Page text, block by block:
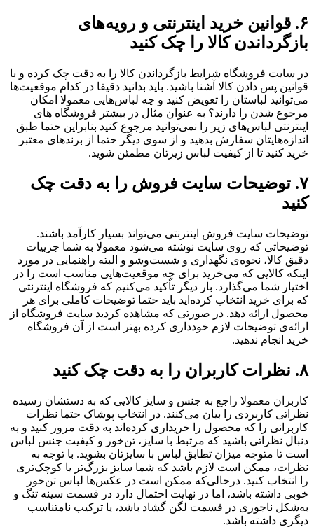
۶. قوانین خرید اینترنتی و رویه‌های
بازگرداندن کالا را چک کنید
در سایت فروشگاه شرایط بازگرداندن کالا را به دقت چک کرده و با
قوانین پس دادن کالا آشنا باشید. باید بدانید دقیقا در کدام موقعیت‌ها
می‌توانید لباستان را تعویض کنید و چه لباس‌هایی معمولا امکان
مرجوع شدن را دارند؟ به عنوان مثال در بیشتر فروشگاه های
اینترنتی لباس‌های زیر را نمی‌توانید مرجوع کنید بنابراین حتما طبق
اندازه‌هایتان سفارش بدهید و از سوی دیگر حتما از برندهای معتبر
خرید کنید تا از کیفیت لباس زیرتان مطمئن شوید.
۷. توضیحات سایت فروش را به دقت چک
کنید
توضیحات سایت فروش اینترنتی می‌تواند بسیار کارآمد باشند.
توضیحاتی که روی سایت نوشته می‌شود معمولا به شما جزییات
دقیق کالا، نحوه‌ی نگهداری و شست‌وشو و البته راهنمایی در مورد
اینکه کالایی که می‌خرید برای چه موقعیت‌هایی مناسب است را در
اختیار شما می‌گذارد. بار دیگر تأکید می‌کنیم که فروشگاه اینترنتی
که برای خرید انتخاب کرده‌اید باید حتما توضیحات کاملی برای هر
محصول ارائه دهد. در صورتی که مشاهده کردید سایت فروشگاه از
ارائه‌ی توضیحات لازم خودداری کرده بهتر است از آن فروشگاه
خرید انجام ندهید.
۸. نظرات کاربران را به دقت چک کنید
کاربران معمولا راجع به جنس و سایز کالایی که به دستشان رسیده
نظراتی کاربردی را بیان می‌کنند. در انتخاب پوشاک حتما نظرات
کاربرانی را که محصول را خریداری کرده‌اند به دقت مرور کنید و به‌
دنبال نظراتی باشید که مرتبط با سایز، تن‌خور و کیفیت جنس لباس
است تا متوجه میزان تطابق لباس با سایزتان بشوید. با توجه به
نظرات، ممکن است لازم باشد که شما سایز بزرگ‌تر یا کوچک‌تری
را انتخاب کنید. درحالی‌که ممکن است در عکس‌ها لباس تن‌خور
خوبی داشته باشد، اما در نهایت احتمال دارد در قسمت سینه تنگ و
به‌شکل ناجوری در قسمت لگن گشاد باشد، یا ترکیب نامتناسب
دیگری داشته باشد.